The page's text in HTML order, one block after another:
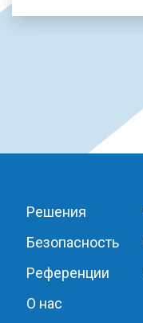
Решения
Безопасность
Референции
О нас